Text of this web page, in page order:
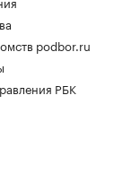
podbor.ru
РБК